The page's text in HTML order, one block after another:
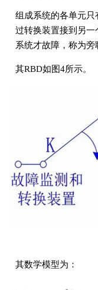
组成系统的各单元只
过转换装置接到另
系统才故障，称为旁
其RBD如图4所示。
其数学模型为：